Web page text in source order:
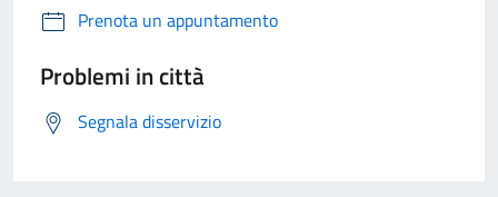
Prenota un appuntamento
Problemi in città
Segnala disservizio